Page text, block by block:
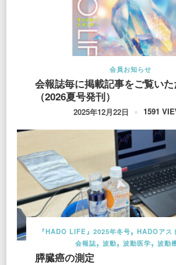
会員お知らせ
会報誌毎に掲載記事をご覧い
（2026夏号発刊）
2025年12月22日 1591
『HADO LIFE』2025年冬号
HADOアス
会報誌
波動 波動医学 波動
膵臓癌の測定